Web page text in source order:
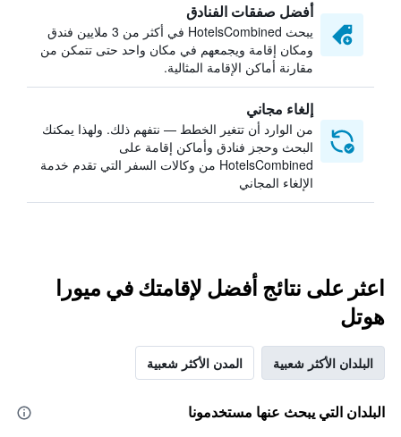
أفضل صفقات الفنادق
يبحث HotelsCombined في أكثر من 3 ملايين فندق
ومكان إقامة ويجمعهم في مكان واحد حتى تتمكن من
مقارنة أماكن الإقامة المثالية.
إلغاء مجاني
من الوارد أن تتغير الخطط — نتفهم ذلك. ولهذا يمكنك
البحث وحجز فنادق وأماكن إقامة على
HotelsCombined من وكالات السفر التي تقدم خدمة
الإلغاء المجاني
اعثر على نتائج أفضل لإقامتك في ميورا
هوتل
البلدان الأكثر شعبية المدن الأكثر شعبية
البلدان التي يبحث عنها مستخدمونا